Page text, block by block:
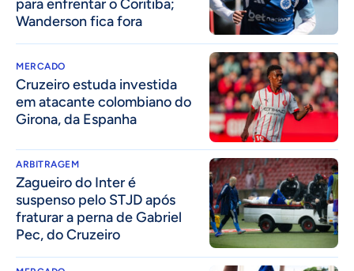
para enfrentar o Coritiba;
Wanderson fica fora
MERCADO
Cruzeiro estuda investida
em atacante colombiano do
Girona, da Espanha
ARBITRAGEM
Zagueiro do Inter é
suspenso pelo STJD após
fraturar a perna de Gabriel
Pec, do Cruzeiro